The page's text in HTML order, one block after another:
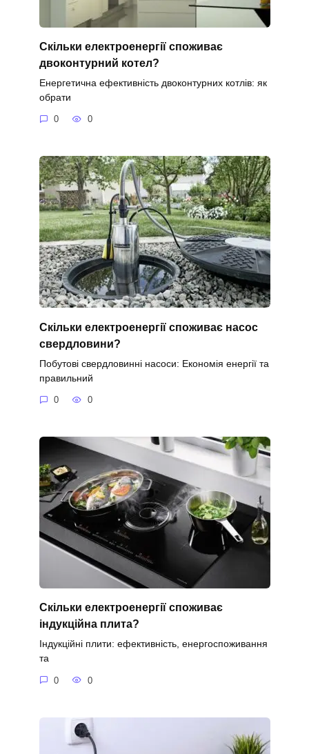
Скільки електроенергії споживає
двоконтурний котел?
Енергетична ефективність двоконтурних котлів: як
обрати
0 0
Скільки електроенергії споживає насос
свердловини?
Побутові свердловинні насоси: Економія енергії та
правильний
0 0
Скільки електроенергії споживає
індукційна плита?
Індукційні плити: ефективність, енергоспоживання
та
0 0